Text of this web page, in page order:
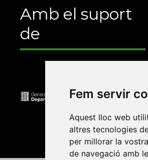
Fem servir
Aquest lloc web
altres tecnologies
per millorar la
de navegació amb
Amb el suport
de